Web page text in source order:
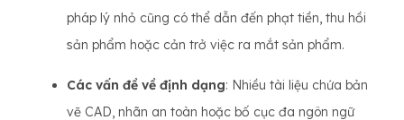
pháp lý nhỏ cũng có thể dẫn đến phạt tiền, thu hồi
sản phẩm hoặc cản trở việc ra mắt sản phẩm.
Các vấn đề về định dạng: Nhiều tài liệu chứa bản
vẽ CAD, nhãn an toàn hoặc bố cục đa ngôn ngữ